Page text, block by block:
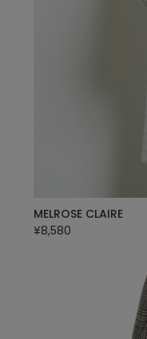
MELROSE CLAIRE
¥8,580